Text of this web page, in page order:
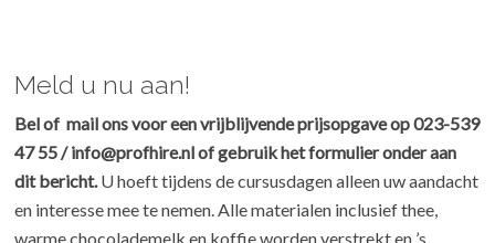
Meld u nu aan!
Bel of mail ons voor een vrijblijvende prijsopgave op 023-539
47 55 / info@profhire.nl of gebruik het formulier onder aan
dit bericht. U hoeft tijdens de cursusdagen alleen uw aandacht
en interesse mee te nemen. Alle materialen inclusief thee,
warme chocolademelk en koffie worden verstrekt en ’s